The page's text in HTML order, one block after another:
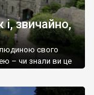
звичайно,
свого
– чи знали ви це